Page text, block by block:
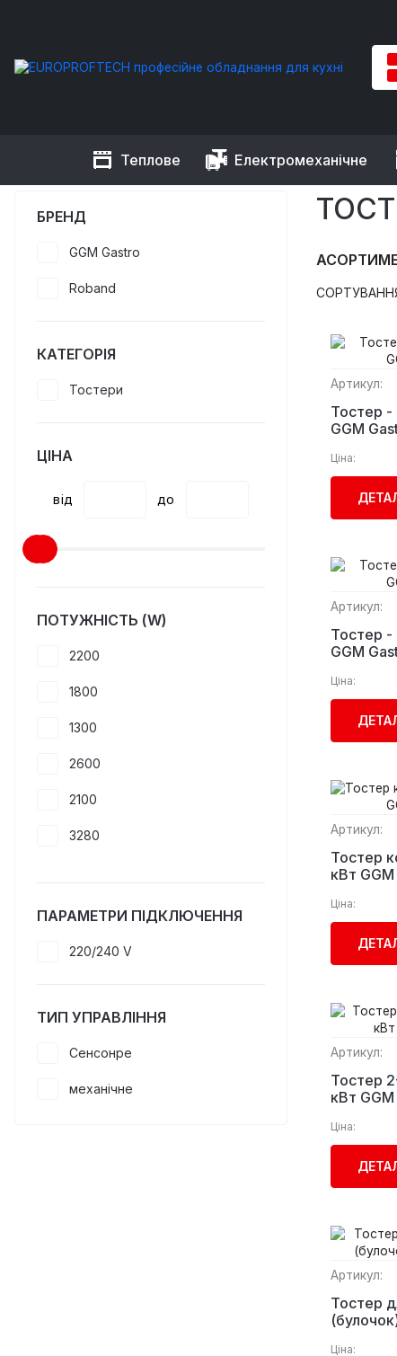
Теплове Електромеханічне
EUROPROFTECH Теплове обладнання Тостери
БРЕНД
GGM Gastro
Roband
КАТЕГОРІЯ
Тостери
ЦІНА
від до
ПОТУЖНІСТЬ (W)
2200
1800
1300
2600
2100
3280
3850
ПАРАМЕТРИ ПІДКЛЮЧЕННЯ
220/240 V
ТИП УПРАВЛІННЯ
Сенсонре
механічне
Артикул:
Тостер -
GGM
Ціна:
Артикул:
Тостер -
GGM
Ціна:
Артикул:
Тостер
кВт
Ціна:
Артикул:
Тостер
кВт
Ціна:
Артикул:
Тостер
Ціна: